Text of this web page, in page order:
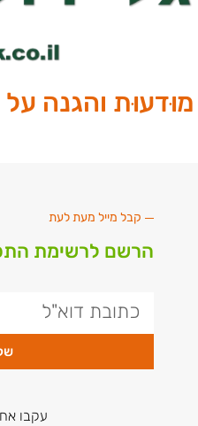
מוּדעוּת והגנה על
קבל מייל מעת לעת
הרשם לרשימת
עקבו